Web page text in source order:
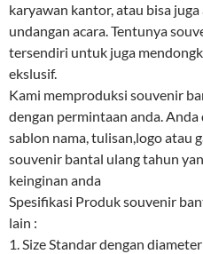
karyawan kantor, atau bisa
undangan acara. Tentunya
tersendiri untuk juga
ekslusif.
Kami memproduksi souvenir
dengan permintaan anda.
sablon nama, tulisan,logo atau
souvenir bantal ulang tahun
keinginan anda
Spesifikasi Produk souvenir
lain :
1. Size Standar dengan